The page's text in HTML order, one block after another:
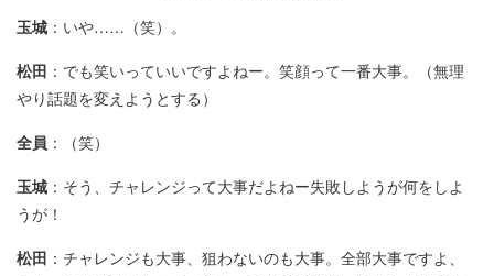
玉城 ：いや……（笑）。
松田 ：でも笑いっていいですよねー。笑顔って一番大事。（無理
やり話題を変えようとする）
全員 ：（笑）
玉城 ：そう、チャレンジって大事だよねー失敗しようが何をしよ
うが！
松田 ：チャレンジも大事、狙わないのも大事。全部大事ですよ、